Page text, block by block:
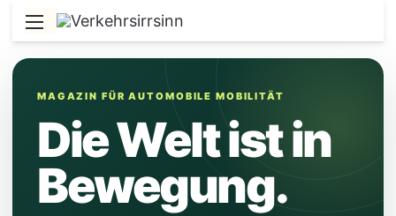
Menü
MAGAZIN FÜR AUTOMOBILE MOBILITÄT
Die Welt ist in
Bewegung.